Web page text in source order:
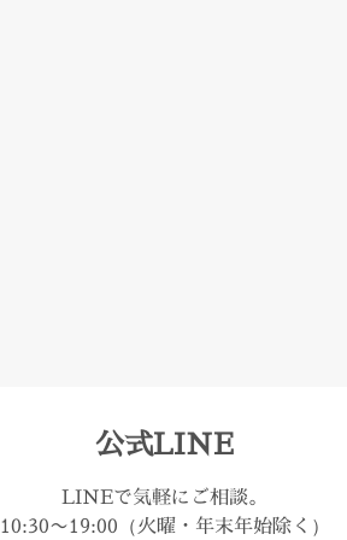
公式LINE
LINEで気軽にご相談。
10:30〜19:00（火曜・年末年始除く）